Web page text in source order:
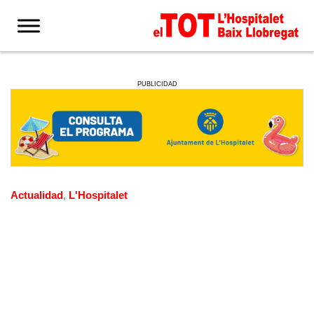
PUBLICIDAD
Actualidad, L'Hospitalet